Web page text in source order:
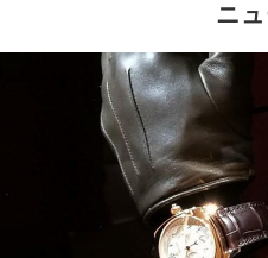
ニ
ABOUT SITE
サイト